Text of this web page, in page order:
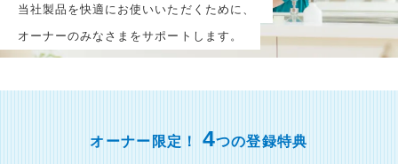
当社製品を快適にお使いいただくために、
オーナーのみなさまをサポートします。
※新規会員登録または追加製品登録をいただいた方が対象です
※オーナーサービスは日本国内にお住まいの個人の方向けサービスとなります
オーナー限定！ 4つの登録特典